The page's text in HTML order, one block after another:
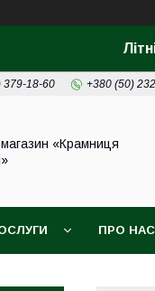
379-18-60 +380 (50)
магазин «Крамниця
ПРО НАС